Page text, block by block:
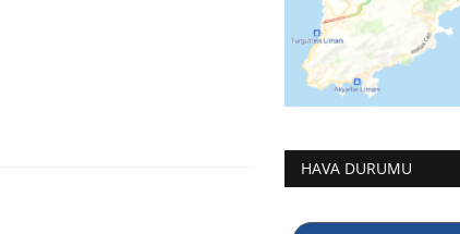
HAVA DURUMU